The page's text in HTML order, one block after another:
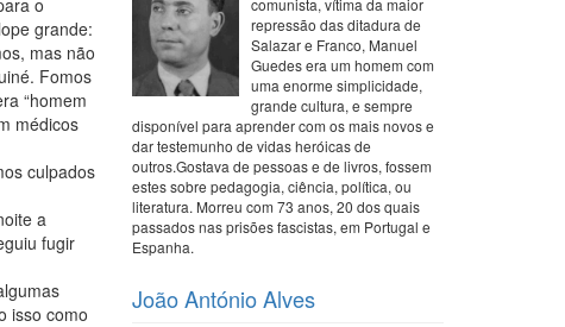
grande:
mas não
Fomos
“homem
médicos
culpados
a
fugir
isso como
comunista, vítima da maior
repressão das ditadura de
Salazar e Franco, Manuel
Guedes era um homem com
uma enorme simplicidade,
grande cultura, e sempre
disponível para aprender com os mais novos e
dar testemunho de vidas heróicas de
outros.Gostava de pessoas e de livros, fossem
estes sobre pedagogia, ciência, política, ou
literatura. Morreu com 73 anos, 20 dos quais
passados nas prisões fascistas, em Portugal e
Espanha.
João António Alves